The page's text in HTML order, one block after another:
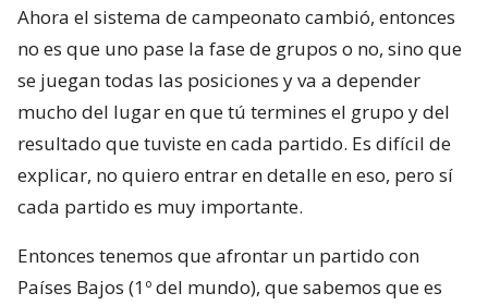
Ahora el sistema de campeonato cambió, entonces
no es que uno pase la fase de grupos o no, sino que
se juegan todas las posiciones y va a depender
mucho del lugar en que tú termines el grupo y del
resultado que tuviste en cada partido. Es difícil de
explicar, no quiero entrar en detalle en eso, pero sí
cada partido es muy importante.
Entonces tenemos que afrontar un partido con
Países Bajos (1º del mundo), que sabemos que es